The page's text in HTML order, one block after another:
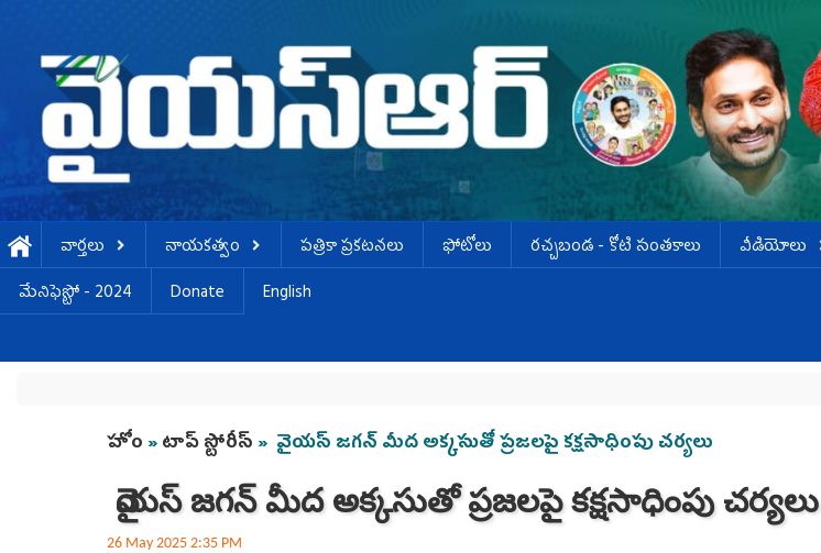
వార్తలు నాయకత్వం పత్రికా ప్రకటనలు ఫోటోలు ర‌చ్చ‌బండ‌ - కోటి సంత‌కాలు వీడియోలు
మేనిఫెస్టో - 2024
Donate English
You are here
హోం »టాప్ స్టోరీస్ » వైయస్ జగన్ మీద అక్కసుతో ప్రజలపై క‌క్ష‌సాధింపు చ‌ర్య‌లు
వైయస్ జగన్ మీద అక్కసుతో ప్రజలపై క‌క్ష‌సాధింపు చ‌ర్య‌లు
26 May 2025 2:35 PM